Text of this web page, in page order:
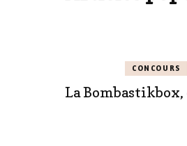
CONCOURS
La